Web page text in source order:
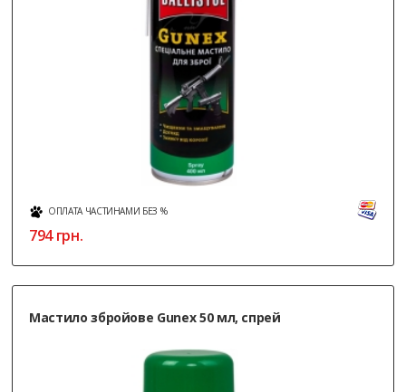
ОПЛАТА ЧАСТИНАМИ БЕЗ %
794грн.
Мастило збройове Gunex 50 мл, спрей